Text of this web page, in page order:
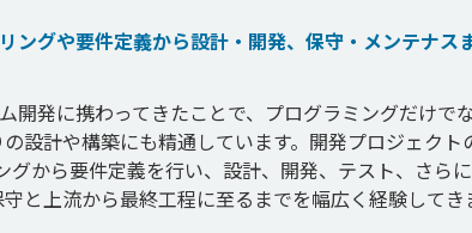
ングや要件定義から設計・開発、保守・メンテナス
開発に携わってきたことで、プログラミングだけで
設計や構築にも精通しています。開発プロジェクト
から要件定義を行い、設計、開発、テスト、さら
と上流から最終工程に至るまでを幅広く経験してき